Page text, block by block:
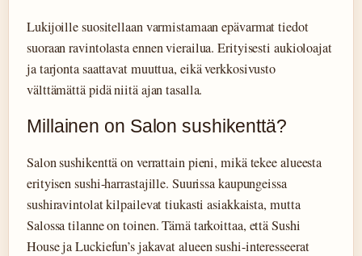
Lukijoille suositellaan varmistamaan epävarmat tiedot
suoraan ravintolasta ennen vierailua. Erityisesti aukioloajat
ja tarjonta saattavat muuttua, eikä verkkosivusto
välttämättä pidä niitä ajan tasalla.
Millainen on Salon sushikenttä?
Salon sushikenttä on verrattain pieni, mikä tekee alueesta
erityisen sushi-harrastajille. Suurissa kaupungeissa
sushiravintolat kilpailevat tiukasti asiakkaista, mutta
Salossa tilanne on toinen. Tämä tarkoittaa, että Sushi
House ja Luckiefun’s jakavat alueen sushi-interesseerat